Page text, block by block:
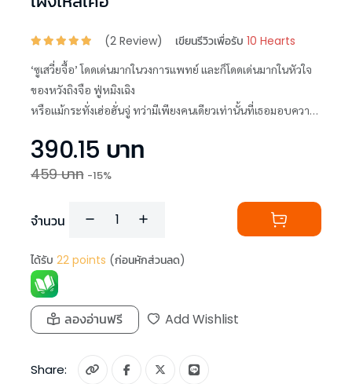
(2 Review) เขียนรีวิวเพื่อรับ 10 Hearts
‘ซูเสวี่ยจื้อ’ โดดเด่นมากในวงการแพทย์ และก็โดดเด่นมากในหัวใจ
ของหวังถิงจือ ฟู่หมิงเฉิง
หรือแม้กระทั่งเฮ่อฮั่นจู่ ทว่ามีเพียงคนเดียวเท่านั้นที่เธอมอบความ
390.15 บาท
459บาท -15%
จำนวน
ได้รับ 22 points (ก่อนหักส่วนลด)
ลองอ่านฟรี Add Wishlist
Share: